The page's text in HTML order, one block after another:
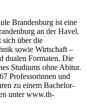
Brandenburg ist eine
an der Havel.
sich über die
sowie Wirtschaft –
dualen Formaten. Die
Studiums ohne Abitur.
Professorinnen und
zu einem Bachelor-
unter www.th-